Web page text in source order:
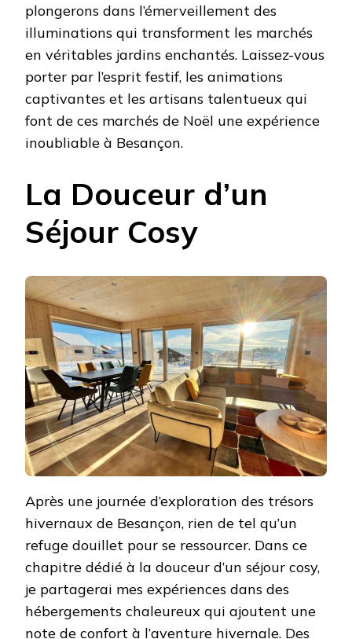
plongerons dans l’émerveillement des
illuminations qui transforment les marchés
en véritables jardins enchantés. Laissez-vous
porter par l’esprit festif, les animations
captivantes et les artisans talentueux qui
font de ces marchés de Noël une expérience
inoubliable à Besançon.
La Douceur d’un
Séjour Cosy
Après une journée d’exploration des trésors
hivernaux de Besançon, rien de tel qu’un
refuge douillet pour se ressourcer. Dans ce
chapitre dédié à la douceur d’un séjour cosy,
je partagerai mes expériences dans des
hébergements chaleureux qui ajoutent une
note de confort à l’aventure hivernale. Des